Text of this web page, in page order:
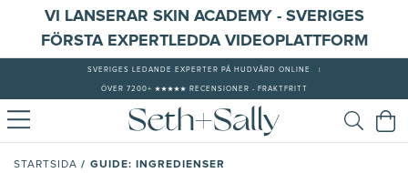
VI LANSERAR SKIN ACADEMY - SVERIGES
FÖRSTA EXPERTLEDDA VIDEOPLATTFORM
SVERIGES LEDANDE EXPERTER PÅ HUDVÅRD ONLINE
ÖVER 7200+ ★★★★★ RECENSIONER - FRAKTFRITT
STARTSIDA / GUIDE: INGREDIENSER